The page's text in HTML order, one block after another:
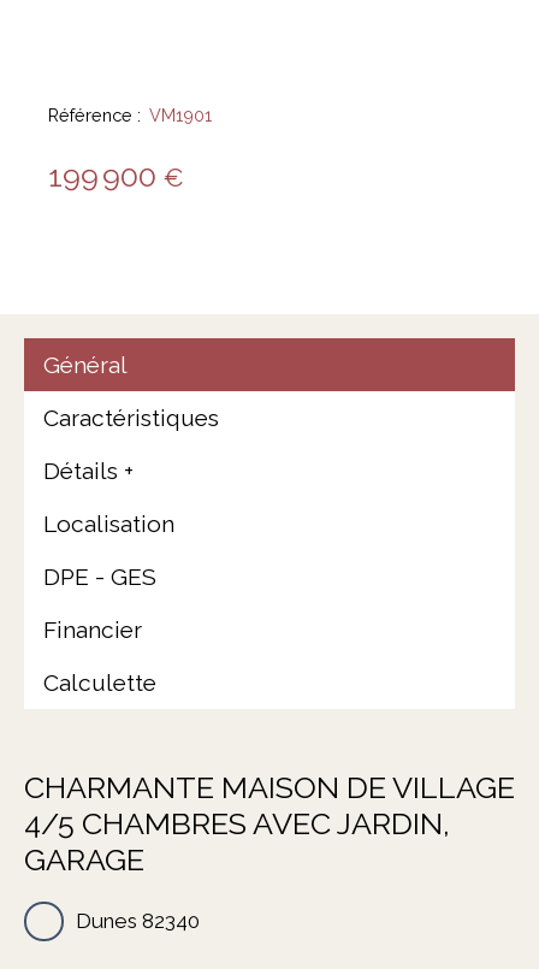
Référence : VM1901
199 900 €
Général
Caractéristiques
Détails +
Localisation
DPE - GES
Financier
Calculette
CHARMANTE MAISON DE VILLAGE
4/5 CHAMBRES AVEC JARDIN,
GARAGE
Dunes 82340